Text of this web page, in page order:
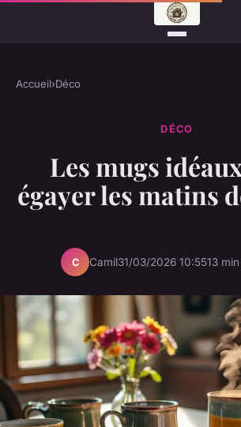
Accueil›Déco
DÉCO
Les mugs
égayer les matins
C Camil31/03/2026 10:5513